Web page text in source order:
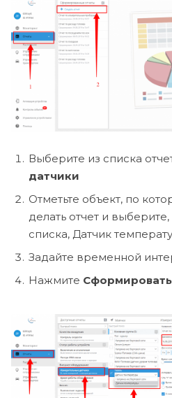
Выберите из списка
датчики
Отметьте объект, по
делать отчет и
списка, Датчик
Задайте временной
Нажмите Сформировать